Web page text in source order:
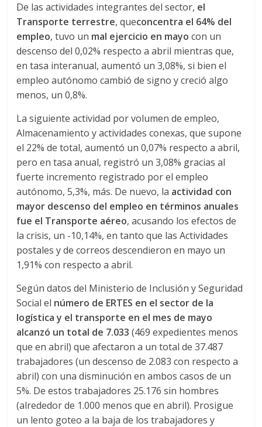
a
e
n
C
o
o
m
b
a
De las actividades integrantes del sector, el
Transporte terrestre, queconcentra el 64% del
empleo, tuvo un mal ejercicio en mayo con un
descenso del 0,02% respecto a abril mientras que,
en tasa interanual, aumentó un 3,08%, si bien el
empleo autónomo cambió de signo y creció algo
menos, un 0,8%.
La siguiente actividad por volumen de empleo,
Almacenamiento y actividades conexas, que supone
el 22% de total, aumentó un 0,07% respecto a abril,
pero en tasa anual, registró un 3,08% gracias al
fuerte incremento registrado por el empleo
autónomo, 5,3%, más. De nuevo, la actividad con
mayor descenso del empleo en términos anuales
fue el Transporte aéreo, acusando los efectos de
la crisis, un -10,14%, en tanto que las Actividades
postales y de correos descendieron en mayo un
1,91% con respecto a abril.
Según datos del Ministerio de Inclusión y Seguridad
Social el número de ERTES en el sector de la
logística y el transporte en el mes de mayo
alcanzó un total de 7.033 (469 expedientes menos
que en abril) que afectaron a un total de 37.487
trabajadores (un descenso de 2.083 con respecto a
abril) con una disminución en ambos casos de un
5%. De estos trabajadores 25.176 sin hombres
(alrededor de 1.000 menos que en abril). Prosigue
un lento goteo a la baja de los trabajadores y